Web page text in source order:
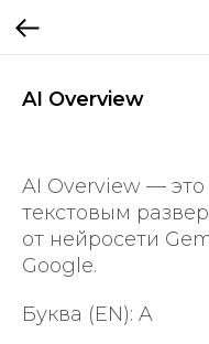
AI Overview
AI Overview — это
текстовым
от нейросети
Google.
Буква (EN): A